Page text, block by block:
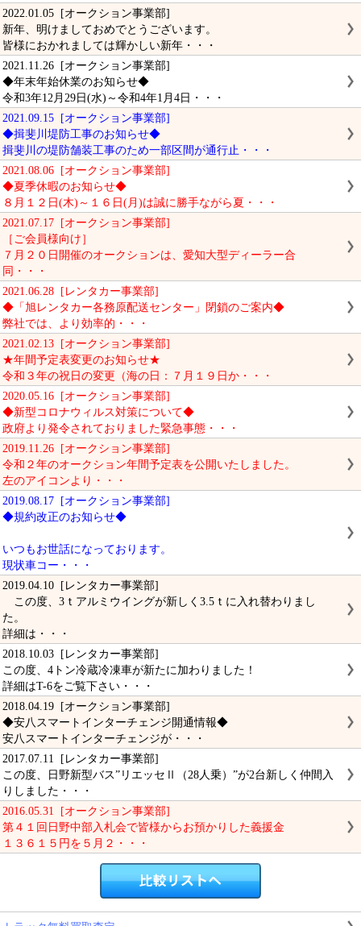
2022.01.05 [オークション事業部]
新年、明けましておめでとうございます。
皆様におかれましては輝かしい新年・・・
2021.11.26 [オークション事業部]
◆年末年始休業のお知らせ◆
令和3年12月29日(水)～令和4年1月4日・・・
2021.09.15 [オークション事業部]
◆揖斐川堤防工事のお知らせ◆
揖斐川の堤防舗装工事のため一部区間が通行止・・・
2021.08.06 [オークション事業部]
◆夏季休暇のお知らせ◆
８月１２日(木)～１６日(月)は誠に勝手ながら夏・・・
2021.07.17 [オークション事業部]
［ご会員様向け］
７月２０日開催のオークションは、愛知大型ディーラー合
同・・・
2021.06.28 [レンタカー事業部]
◆「旭レンタカー各務原配送センター」閉鎖のご案内◆
弊社では、より効率的・・・
2021.02.13 [オークション事業部]
★年間予定表変更のお知らせ★
令和３年の祝日の変更（海の日：７月１９日か・・・
2020.05.16 [オークション事業部]
◆新型コロナウィルス対策について◆
政府より発令されておりました緊急事態・・・
2019.11.26 [オークション事業部]
令和２年のオークション年間予定表を公開いたしました。
左のアイコンより・・・
2019.08.17 [オークション事業部]
◆規約改正のお知らせ◆
いつもお世話になっております。
現状車コー・・・
2019.04.10 [レンタカー事業部]
この度、3ｔアルミウイングが新しく3.5ｔに入れ替わりまし
た。
詳細は・・・
2018.10.03 [レンタカー事業部]
この度、4トン冷蔵冷凍車が新たに加わりました！
詳細はT-6をご覧下さい・・・
2018.04.19 [オークション事業部]
◆安八スマートインターチェンジ開通情報◆
安八スマートインターチェンジが・・・
2017.07.11 [レンタカー事業部]
この度、日野新型バス”リエッセⅡ（28人乗）”が2台新しく仲間入
りしました・・・
2016.05.31 [オークション事業部]
第４１回日野中部入札会で皆様からお預かりした義援金
１３６１５円を５月２・・・